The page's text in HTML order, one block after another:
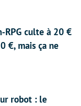
RPG culte à 20 €
€, mais ça ne
robot : le